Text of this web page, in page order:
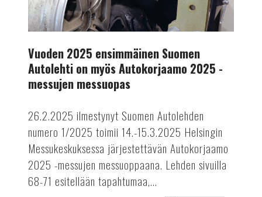
2025
-
messuopas
Vuoden 2025 ensimmäinen Suomen
Autolehti on myös Autokorjaamo 2025 -
messujen messuopas
26.2.2025 ilmestynyt Suomen Autolehden
numero 1/2025 toimii 14.-15.3.2025 Helsingin
Messukeskuksessa järjestettävän Autokorjaamo
2025 -messujen messuoppaana. Lehden sivuilla
68-71 esitellään tapahtumaa,...